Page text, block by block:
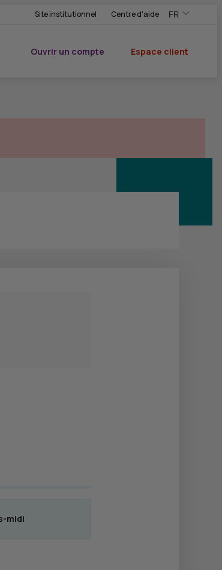
Site institutionnel Centre d'aide FR
,Version
,Changer de
Ouvrir un compte
Espace client
midi